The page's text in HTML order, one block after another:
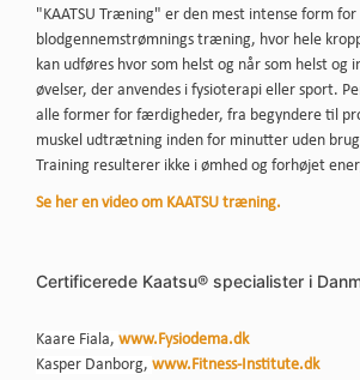
"KAATSU Træning" er den mest intense form
blodgennemstrømnings træning, hvor hele
kan udføres hvor som helst og når som helst og
øvelser, der anvendes i fysioterapi eller sport.
alle former for færdigheder, fra begyndere til
muskel udtrætning inden for minutter uden
Training resulterer ikke i ømhed og forhøjet
Se her en video om KAATSU træning.
Certificerede Kaatsu® specialister i
Kaare Fiala, www.Fysiodema.dk
Kasper Danborg, www.Fitness-Institute.dk